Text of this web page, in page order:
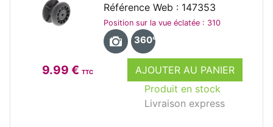
9.99 € TTC
AJOUTER AU PANIER
Produit en stock
Livraison express
Référence Web : 147353
Position sur la vue éclatée : 310
360°